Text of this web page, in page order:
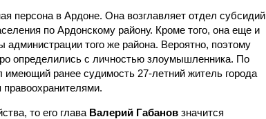
персона в Ардоне. Она возглавляет отдел субсидий
по Ардонскому району. Кроме того, она еще и
администрации того же района. Вероятно, поэтому
определились с личностью злоумышленника. По
имеющий ранее судимость 27-летний житель города
то его глава Валерий Габанов значится